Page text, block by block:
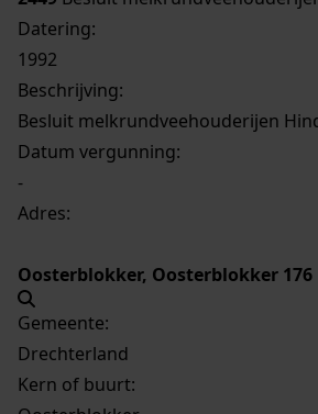
Datering:
1992
Beschrijving:
Besluit melkrundveehouderijen
Datum vergunning:
-
Adres:
Oosterblokker, Oosterblokker 176
Gemeente:
Drechterland
Kern of buurt: